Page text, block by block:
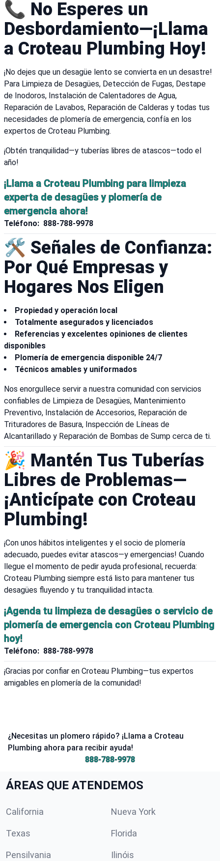
📞 No Esperes un
Desbordamiento—¡Llama
a Croteau Plumbing Hoy!
¡No dejes que un desagüe lento se convierta en un desastre!
Para Limpieza de Desagües, Detección de Fugas, Destape
de Inodoros, Instalación de Calentadores de Agua,
Reparación de Lavabos, Reparación de Calderas y todas tus
necesidades de plomería de emergencia, confía en los
expertos de Croteau Plumbing.
¡Obtén tranquilidad—y tuberías libres de atascos—todo el
año!
¡Llama a Croteau Plumbing para limpieza
experta de desagües y plomería de
emergencia ahora!
Teléfono: 888-788-9978
🛠️ Señales de Confianza:
Por Qué Empresas y
Hogares Nos Eligen
Propiedad y operación local
Totalmente asegurados y licenciados
Referencias y excelentes opiniones de clientes
disponibles
Plomería de emergencia disponible 24/7
Técnicos amables y uniformados
Nos enorgullece servir a nuestra comunidad con servicios
confiables de Limpieza de Desagües, Mantenimiento
Preventivo, Instalación de Accesorios, Reparación de
Trituradores de Basura, Inspección de Líneas de
Alcantarillado y Reparación de Bombas de Sump cerca de ti.
🎉 Mantén Tus Tuberías
Libres de Problemas—
¡Anticípate con Croteau
Plumbing!
¡Con unos hábitos inteligentes y el socio de plomería
adecuado, puedes evitar atascos—y emergencias! Cuando
llegue el momento de pedir ayuda profesional, recuerda:
Croteau Plumbing siempre está listo para mantener tus
desagües fluyendo y tu tranquilidad intacta.
¡Agenda tu limpieza de desagües o servicio de
plomería de emergencia con Croteau Plumbing
hoy!
Teléfono: 888-788-9978
¡Gracias por confiar en Croteau Plumbing—tus expertos
amigables en plomería de la comunidad!
¿Necesitas un plomero rápido? ¡Llama a Croteau
Plumbing ahora para recibir ayuda!
888-788-9978
ÁREAS QUE ATENDEMOS
California Nueva York
Texas Florida
Pensilvania Ilinóis